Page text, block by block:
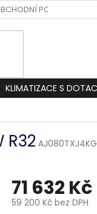
PODMÍNKY
KLIMATIZACE S
71 632 Kč
59 200 Kč bez DPH